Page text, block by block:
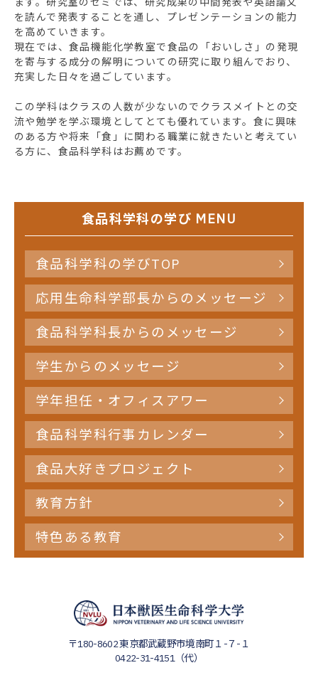
を読んで発表することを通し、プレゼンテーションの能力
を高めていきます。
現在では、食品機能化学教室で食品の「おいしさ」の発現
を寄与する成分の解明についての研究に取り組んでおり、
充実した日々を過ごしています。
この学科はクラスの人数が少ないのでクラスメイトとの交
流や勉学を学ぶ環境としてとても優れています。食に興味
のある方や将来「食」に関わる職業に就きたいと考えてい
る方に、食品科学科はお薦めです。
食品科学科の学び MENU
食品科学科の学びTOP
応用生命科学部長からのメッセージ
食品科学科長からのメッセージ
学生からのメッセージ
学年担任・オフィスアワー
食品科学科行事カレンダー
食品大好きプロジェクト
教育方針
特色ある教育
〒180-8602東京都武蔵野市境南町１-７-１
0422-31-4151（代）